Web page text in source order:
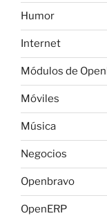
Humor
Internet
Módulos de
Móviles
Música
Negocios
Openbravo
OpenERP